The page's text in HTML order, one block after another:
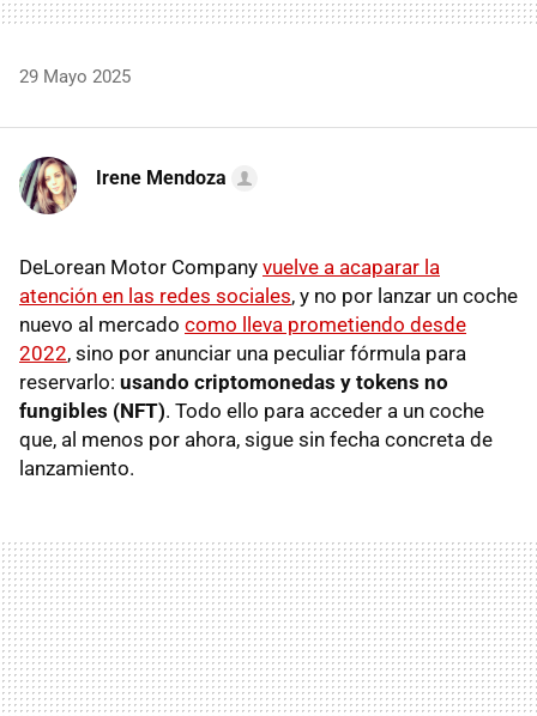
29 Mayo 2025
Irene Mendoza
DeLorean Motor Company vuelve a acaparar la
atención en las redes sociales, y no por lanzar un coche
nuevo al mercado como lleva prometiendo desde
2022, sino por anunciar una peculiar fórmula para
reservarlo: usando criptomonedas y tokens no
fungibles (NFT). Todo ello para acceder a un coche
que, al menos por ahora, sigue sin fecha concreta de
lanzamiento.